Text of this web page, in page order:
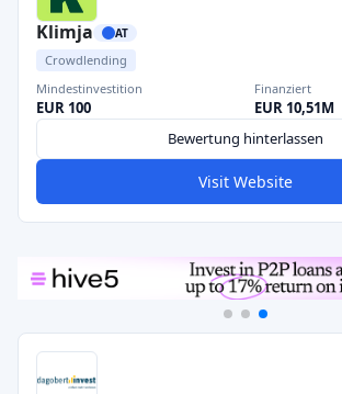
Klimja AT
Crowdlending
Mindestinvestition
EUR 100
Finanziert
EUR 10,51M
Bewertung hinterlassen
Visit Website